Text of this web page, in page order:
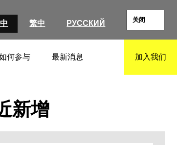
繁中 РУССКИЙ 关闭
何参与 最新消息 加入我们
新增